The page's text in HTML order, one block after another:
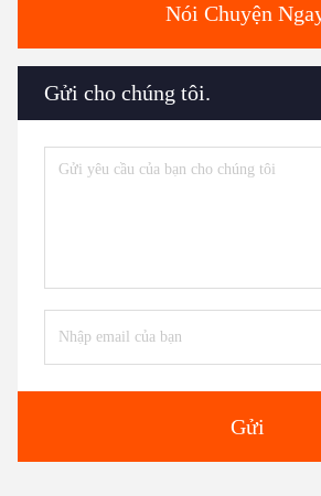
Nói Chuyện
Gửi cho chúng tôi.
Gửi